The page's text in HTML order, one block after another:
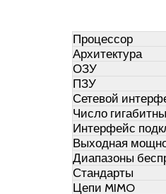
Процессор
Архитектура
ОЗУ
ПЗУ
Сетевой
Число
Интерфейс
Выходная
Диапазоны
Стандарты
Цепи MIMO